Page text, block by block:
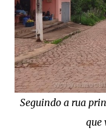
Seguindo a rua
que